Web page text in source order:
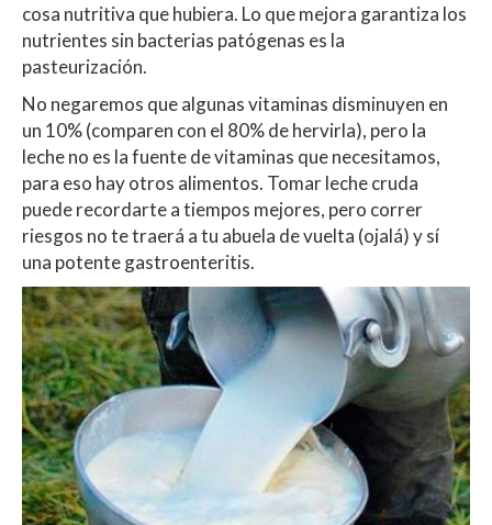
cosa nutritiva que hubiera. Lo que mejora garantiza los
nutrientes sin bacterias patógenas es la
pasteurización.
No negaremos que algunas vitaminas disminuyen en
un 10% (comparen con el 80% de hervirla), pero la
leche no es la fuente de vitaminas que necesitamos,
para eso hay otros alimentos. Tomar leche cruda
puede recordarte a tiempos mejores, pero correr
riesgos no te traerá a tu abuela de vuelta (ojalá) y sí
una potente gastroenteritis.